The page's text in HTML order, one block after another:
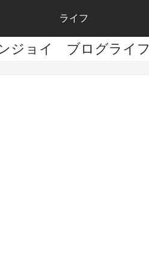
ジョイ ブログライフ
ライフ